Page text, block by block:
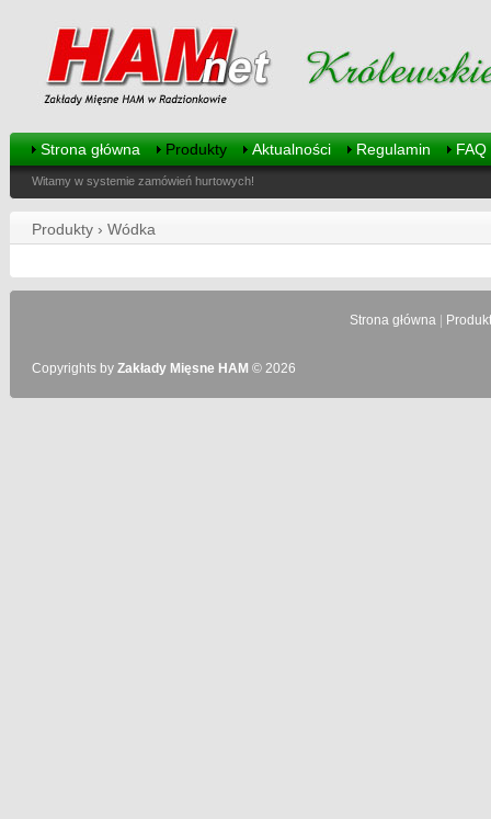
Strona główna Produkty Aktualności Regulamin FAQ
Witamy w systemie zamówień hurtowych!
Produkty › Wódka
Strona główna
Copyrights by Zakłady Mięsne HAM © 2026